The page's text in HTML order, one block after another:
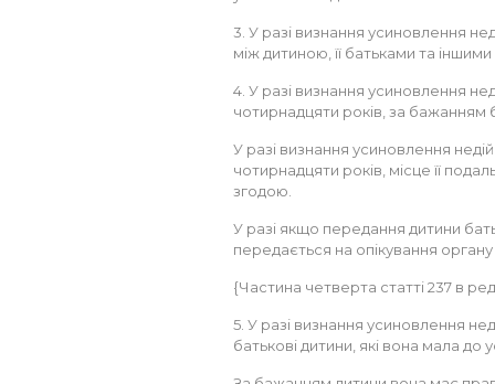
3. У разі визнання усиновлення
між дитиною, її батьками та
4. У разі визнання усиновлення
чотирнадцяти років, за бажанням
У разі визнання усиновлення
чотирнадцяти років, місце її
згодою.
У разі якщо передання дитини
передається на опікування органу
{Частина четверта статті 237 в
5. У разі визнання усиновлення
батькові дитини, які вона мала до